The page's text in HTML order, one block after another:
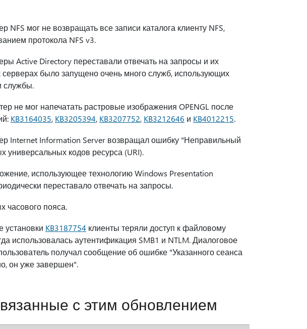
NFS мог не возвращать все записи каталога клиенту NFS,
протокола NFS v3.
Active Directory переставали отвечать на запросы и их
серверах было запущено очень много служб, использующих
службы.
не мог напечатать растровые изображения OPENGL после
KB3164035, KB3205394, KB3207752, KB3212646 и KB4012215.
Internet Information Server возвращал ошибку "Неправильный
универсальных кодов ресурса (URI).
использующее технологию Windows Presentation
переставало отвечать на запросы.
часового пояса.
установки KB3187754 клиенты теряли доступ к файловому
использовалась аутентификация SMB1 и NTLM. Диалоговое
получал сообщение об ошибке "Указанного сеанса
он уже завершен".
с этим обновлением